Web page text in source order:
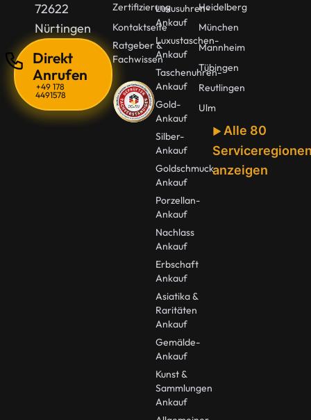
72622
Nürtingen
Direkt
Anrufen
+49 178
4491578
Zertifizierung
Kontaktseite
Ratgeber &
Fachwissen
Luxusuhren-
Ankauf
Luxustaschen-
Ankauf
Taschenuhren-
Ankauf
Gold-
Ankauf
Silber-
Ankauf
Goldschmuck
Ankauf
Porzellan-
Ankauf
Nachlass
Ankauf
Erbschaft
Ankauf
Asiatika &
Raritäten
Ankauf
Gemälde-
Ankauf
Kunst &
Sammlungen
Ankauf
Heidelberg
München
Mannheim
Tübingen
Reutlingen
Ulm
Alle 80
anzeigen